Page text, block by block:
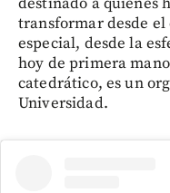
transformar desde
especial, desde la
hoy de primera
catedrático, es un
Universidad.